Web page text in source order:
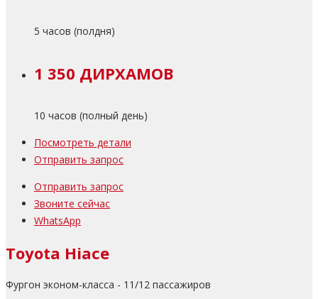
5 часов (полдня)
1 350 ДИРХАМОВ
10 часов (полный день)
Посмотреть детали
Отправить запрос
Отправить запрос
Звоните сейчас
WhatsApp
Toyota Hiace
Фургон эконом-класса - 11/12 пассажиров